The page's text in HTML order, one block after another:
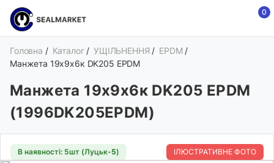
0
Головна / Каталог /УЩІЛЬНЕННЯ / EPDM /
Манжета 19х9х6к DK205 EPDM
Манжета 19х9х6к DK205 EPDM
(1996DK205EPDM)
В наявності: 5шт (Луцьк-5) ІЛЮСТРАТИВНЕ ФОТО